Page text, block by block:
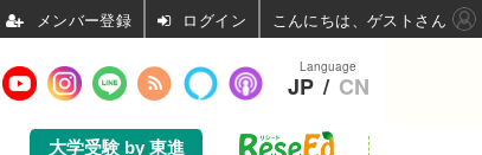
大学受験 by 東進
Language
JP / CN
ログイン こんにちは、ゲストさん